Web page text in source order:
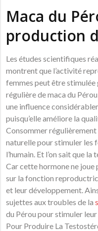
Maca du
production
Les études scientifiques
montrent que l’activité
femmes peut être stimulée
régulière de maca du
une influence
puisqu’elle améliore la
Consommer régulièrement
naturelle pour stimuler les
l’humain. Et l’on sait que
Car cette hormone ne
sur la fonction
et leur développement.
sujettes aux troubles de la
du Pérou pour stimuler
Pour Produire La